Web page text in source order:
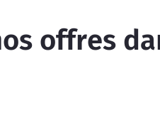
offres